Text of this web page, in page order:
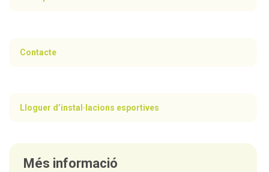
Contacte
Lloguer d’instal·lacions esportives
Més informació